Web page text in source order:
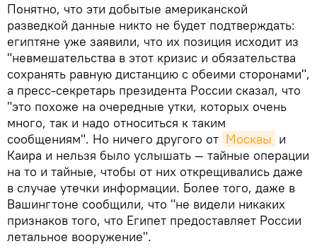
Понятно, что эти добытые американской
разведкой данные никто не будет подтверждать:
египтяне уже заявили, что их позиция исходит из
"невмешательства в этот кризис и обязательства
сохранять равную дистанцию с обеими сторонами",
а пресс-секретарь президента России сказал, что
"это похоже на очередные утки, которых очень
много, так и надо относиться к таким
сообщениям". Но ничего другого от Москвы и
Каира и нельзя было услышать — тайные операции
на то и тайные, чтобы от них открещивались даже
в случае утечки информации. Более того, даже в
Вашингтоне сообщили, что "не видели никаких
признаков того, что Египет предоставляет России
летальное вооружение".